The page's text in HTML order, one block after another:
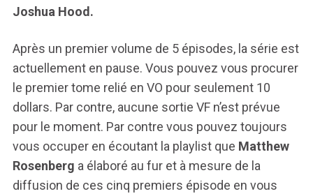
Joshua Hood.
Après un premier volume de 5 épisodes, la série est
actuellement en pause. Vous pouvez vous procurer
le premier tome relié en VO pour seulement 10
dollars. Par contre, aucune sortie VF n’est prévue
pour le moment. Par contre vous pouvez toujours
vous occuper en écoutant la playlist que Matthew
Rosenberg a élaboré au fur et à mesure de la
diffusion de ces cinq premiers épisode en vous